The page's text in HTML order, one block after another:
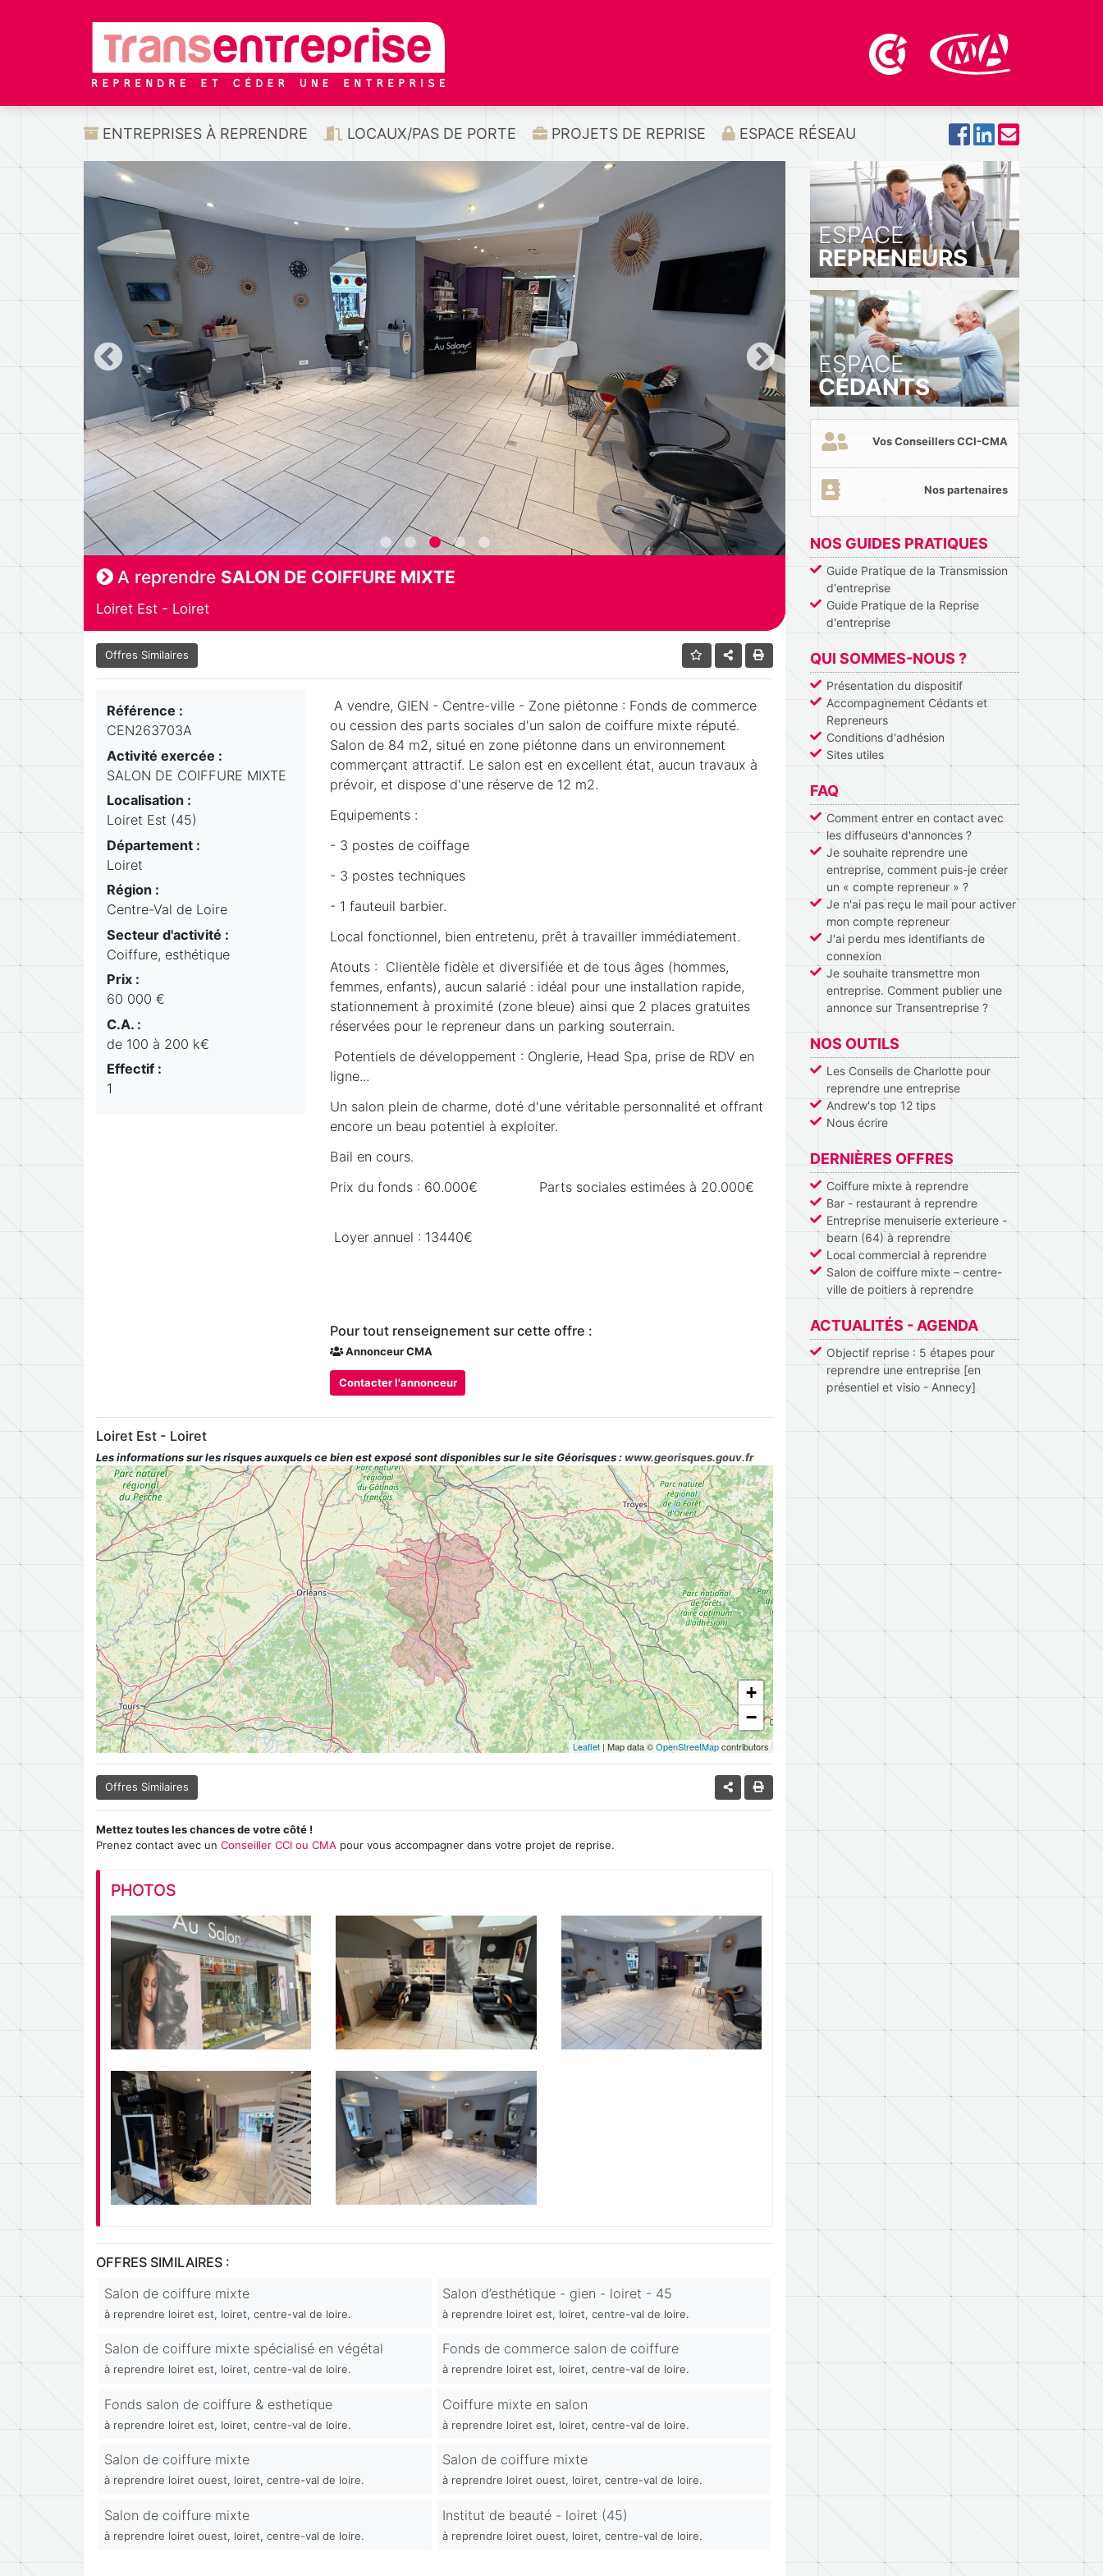
ENTREPRISES À REPRENDRE LOCAUX/PAS DE PORTE PROJETS DE REPRISE ESPACE RÉSEAU
A reprendre SALON DE COIFFURE MIXTE
Loiret Est - Loiret
Offres Similaires
Référence :
CEN263703A
Activité exercée :
SALON DE COIFFURE MIXTE
Localisation :
Loiret Est (45)
Département :
Loiret
Région :
Centre-Val de Loire
Secteur d'activité :
Coiffure, esthétique
Prix :
60 000 €
C.A. :
de 100 à 200 k€
Effectif :
1
A vendre, GIEN - Centre-ville - Zone piétonne : Fonds de commerce
ou cession des parts sociales d'un salon de coiffure mixte réputé.
Salon de 84 m2, situé en zone piétonne dans un environnement
commerçant attractif. Le salon est en excellent état, aucun travaux à
prévoir, et dispose d'une réserve de 12 m2.
Equipements :
- 3 postes de coiffage
- 3 postes techniques
- 1 fauteuil barbier.
Local fonctionnel, bien entretenu, prêt à travailler immédiatement.
Atouts : Clientèle fidèle et diversifiée et de tous âges (hommes,
femmes, enfants), aucun salarié : idéal pour une installation rapide,
stationnement à proximité (zone bleue) ainsi que 2 places gratuites
réservées pour le repreneur dans un parking souterrain.
Potentiels de développement : Onglerie, Head Spa, prise de RDV en
ligne...
Un salon plein de charme, doté d'une véritable personnalité et offrant
encore un beau potentiel à exploiter.
Bail en cours.
Prix du fonds : 60.000€ Parts sociales estimées à 20.000€
Loyer annuel : 13440€
Pour tout renseignement sur cette offre :
Annonceur CMA
Contacter l'annonceur
Loiret Est - Loiret
Les informations sur les risques auxquels ce bien est exposé sont disponibles sur le site Géorisques : www.georisques.gouv.fr
+
−
Leaflet | Map data ©OpenStreetMapcontributors
Offres Similaires
Mettez toutes les chances de votre côté !
Prenez contact avec un Conseiller CCI ou CMA pour vous accompagner dans votre projet de reprise.
PHOTOS
OFFRES SIMILAIRES :
Salon de coiffure mixte
à reprendre loiret est, loiret, centre-val de loire.
Salon d’esthétique - gien - loiret - 45
à reprendre loiret est, loiret, centre-val de loire.
Salon de coiffure mixte spécialisé en végétal
à reprendre loiret est, loiret, centre-val de loire.
Fonds de commerce salon de coiffure
à reprendre loiret est, loiret, centre-val de loire.
Fonds salon de coiffure & esthetique
à reprendre loiret est, loiret, centre-val de loire.
Coiffure mixte en salon
à reprendre loiret est, loiret, centre-val de loire.
Salon de coiffure mixte
à reprendre loiret ouest, loiret, centre-val de loire.
Salon de coiffure mixte
à reprendre loiret ouest, loiret, centre-val de loire.
Salon de coiffure mixte
à reprendre loiret ouest, loiret, centre-val de loire.
Institut de beauté - loiret (45)
à reprendre loiret ouest, loiret, centre-val de loire.
ESPACE
REPRENEURS
ESPACE
CÉDANTS
Vos Conseillers CCI-CMA
Nos partenaires
NOS GUIDES PRATIQUES
Guide Pratique de la Transmission
d'entreprise
Guide Pratique de la Reprise
d'entreprise
QUI SOMMES-NOUS ?
Présentation du dispositif
Accompagnement Cédants et
Repreneurs
Conditions d'adhésion
Sites utiles
FAQ
Comment entrer en contact avec
les diffuseurs d'annonces ?
Je souhaite reprendre une
entreprise, comment puis-je créer
un « compte repreneur » ?
Je n'ai pas reçu le mail pour activer
mon compte repreneur
J'ai perdu mes identifiants de
connexion
Je souhaite transmettre mon
entreprise. Comment publier une
annonce sur Transentreprise ?
NOS OUTILS
Les Conseils de Charlotte pour
reprendre une entreprise
Andrew's top 12 tips
Nous écrire
DERNIÈRES OFFRES
Coiffure mixte à reprendre
Bar - restaurant à reprendre
Entreprise menuiserie exterieure -
bearn (64) à reprendre
Local commercial à reprendre
Salon de coiffure mixte – centre-
ville de poitiers à reprendre
ACTUALITÉS - AGENDA
Objectif reprise : 5 étapes pour
reprendre une entreprise [en
présentiel et visio - Annecy]